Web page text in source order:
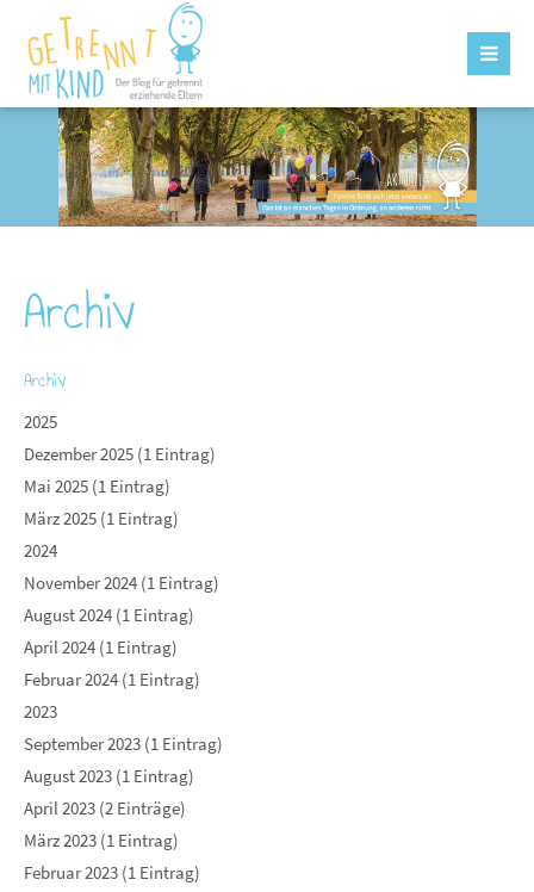
Archiv
Archiv
2025
Dezember 2025 (1 Eintrag)
Mai 2025 (1 Eintrag)
März 2025 (1 Eintrag)
2024
November 2024 (1 Eintrag)
August 2024 (1 Eintrag)
April 2024 (1 Eintrag)
Februar 2024 (1 Eintrag)
2023
September 2023 (1 Eintrag)
August 2023 (1 Eintrag)
April 2023 (2 Einträge)
März 2023 (1 Eintrag)
Februar 2023 (1 Eintrag)